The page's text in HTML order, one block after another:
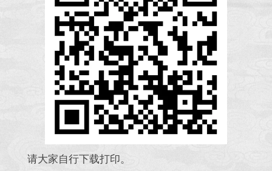
请大家自行下载打印。